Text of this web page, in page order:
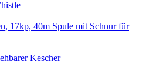
Spule mit Schnur für
Kescher